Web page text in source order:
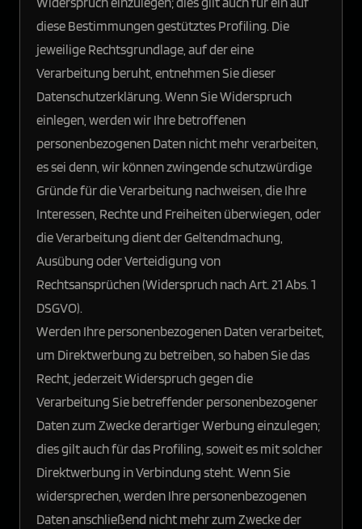
diese Bestimmungen gestütztes Profiling. Die
jeweilige Rechtsgrundlage, auf der eine
Verarbeitung beruht, entnehmen Sie dieser
Datenschutzerklärung. Wenn Sie Widerspruch
einlegen, werden wir Ihre betroffenen
personenbezogenen Daten nicht mehr verarbeiten,
es sei denn, wir können zwingende schutzwürdige
Gründe für die Verarbeitung nachweisen, die Ihre
Interessen, Rechte und Freiheiten überwiegen, oder
die Verarbeitung dient der Geltendmachung,
Ausübung oder Verteidigung von
Rechtsansprüchen (Widerspruch nach Art. 21 Abs. 1
DSGVO).
Werden Ihre personenbezogenen Daten verarbeitet,
um Direktwerbung zu betreiben, so haben Sie das
Recht, jederzeit Widerspruch gegen die
Verarbeitung Sie betreffender personenbezogener
Daten zum Zwecke derartiger Werbung einzulegen;
dies gilt auch für das Profiling, soweit es mit solcher
Direktwerbung in Verbindung steht. Wenn Sie
widersprechen, werden Ihre personenbezogenen
Daten anschließend nicht mehr zum Zwecke der